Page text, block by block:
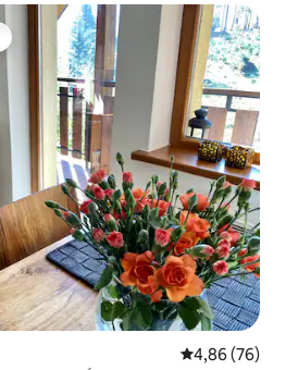
4,86 af 5 í
4,86 (76)